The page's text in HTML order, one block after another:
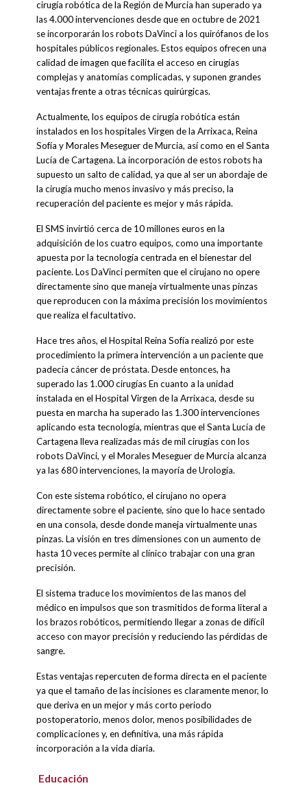
cirugía robótica de la Región de Murcia han superado ya
las 4.000 intervenciones desde que en octubre de 2021
se incorporarán los robots DaVinci a los quirófanos de los
hospitales públicos regionales. Estos equipos ofrecen una
calidad de imagen que facilita el acceso en cirugías
complejas y anatomías complicadas, y suponen grandes
ventajas frente a otras técnicas quirúrgicas.
Actualmente, los equipos de cirugía robótica están
instalados en los hospitales Virgen de la Arrixaca, Reina
Sofía y Morales Meseguer de Murcia, así como en el Santa
Lucía de Cartagena. La incorporación de estos robots ha
supuesto un salto de calidad, ya que al ser un abordaje de
la cirugía mucho menos invasivo y más preciso, la
recuperación del paciente es mejor y más rápida.
El SMS invirtió cerca de 10 millones euros en la
adquisición de los cuatro equipos, como una importante
apuesta por la tecnología centrada en el bienestar del
paciente. Los DaVinci permiten que el cirujano no opere
directamente sino que maneja virtualmente unas pinzas
que reproducen con la máxima precisión los movimientos
que realiza el facultativo.
Hace tres años, el Hospital Reina Sofía realizó por este
procedimiento la primera intervención a un paciente que
padecía cáncer de próstata. Desde entonces, ha
superado las 1.000 cirugías En cuanto a la unidad
instalada en el Hospital Virgen de la Arrixaca, desde su
puesta en marcha ha superado las 1.300 intervenciones
aplicando esta tecnología, mientras que el Santa Lucía de
Cartagena lleva realizadas más de mil cirugías con los
robots DaVinci, y el Morales Meseguer de Murcia alcanza
ya las 680 intervenciones, la mayoría de Urología.
Con este sistema robótico, el cirujano no opera
directamente sobre el paciente, sino que lo hace sentado
en una consola, desde donde maneja virtualmente unas
pinzas. La visión en tres dimensiones con un aumento de
hasta 10 veces permite al clínico trabajar con una gran
precisión.
El sistema traduce los movimientos de las manos del
médico en impulsos que son trasmitidos de forma literal a
los brazos robóticos, permitiendo llegar a zonas de difícil
acceso con mayor precisión y reduciendo las pérdidas de
sangre.
Estas ventajas repercuten de forma directa en el paciente
ya que el tamaño de las incisiones es claramente menor, lo
que deriva en un mejor y más corto periodo
postoperatorio, menos dolor, menos posibilidades de
complicaciones y, en definitiva, una más rápida
incorporación a la vida diaria.
Educación